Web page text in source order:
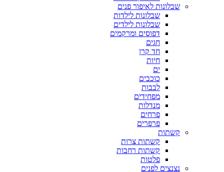
שבלונות לאיפור פנים
שבלונות לילדות
שבלונות לילדים
דפוסים ומרקמים
חגים
חד קרן
חיות
ים
כוכבים
לבבות
מפחידים
מנדלות
פרחים
פרפרים
קשתות
קשתות צרות
קשתות רחבות
פלטות
נצנצים לפנים